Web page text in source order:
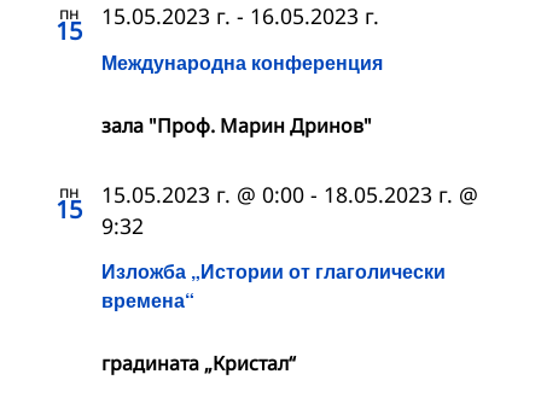
пн
15
Международна конференция
15.05.2023 г. - 16.05.2023 г.
зала "Проф. Марин Дринов"
пн
15
Изложба „Истории от глаголически
времена“
15.05.2023 г. @ 0:00 - 18.05.2023 г. @
9:32
градината „Кристал“